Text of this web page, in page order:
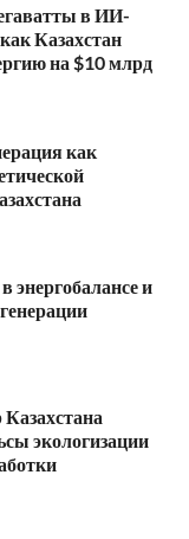
в ИИ-
Казахстан
на $10 млрд
как
энергобалансе и
экологизации